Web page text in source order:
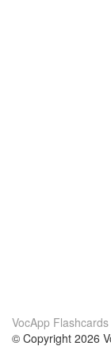
VocApp Flashcards
© Copyright 2026